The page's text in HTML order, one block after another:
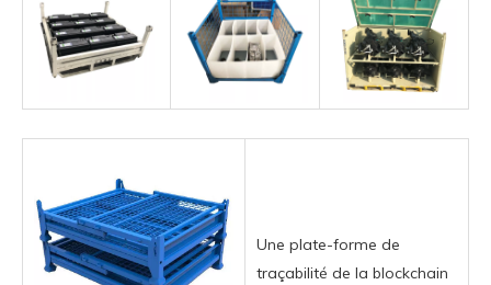
Une plate-forme de
traçabilité de la blockchain